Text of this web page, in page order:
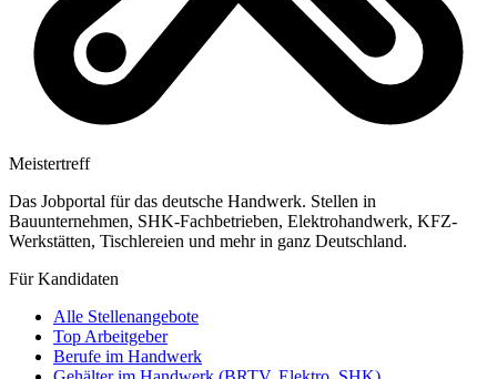
Meistertreff
Das Jobportal für das deutsche Handwerk. Stellen in
Bauunternehmen, SHK-Fachbetrieben, Elektrohandwerk, KFZ-
Werkstätten, Tischlereien und mehr in ganz Deutschland.
Für Kandidaten
Alle Stellenangebote
Top Arbeitgeber
Berufe im Handwerk